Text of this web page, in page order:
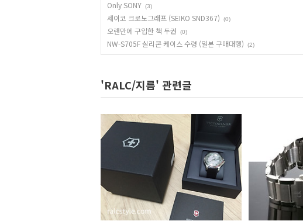
Only SONY (3)
세이코 크로노그래프 (SEIKO SND367) (0)
오랜만에 구입한 책 두권 (0)
NW-S705F 실리콘 케이스 수령 (일본 구매대행) (2)
'RALC/지름' 관련글